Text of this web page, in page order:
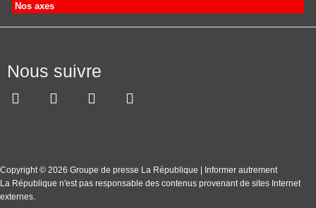
Nos axes
Nous suivre
Copyright © 2026 Groupe de presse La République | Informer autrement
La République n'est pas responsable des contenus provenant de sites Internet
externes.